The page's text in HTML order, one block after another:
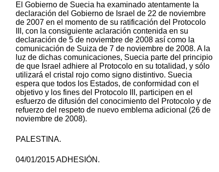
El Gobierno de Suecia ha examinado atentamente la
declaración del Gobierno de Israel de 22 de noviembre
de 2007 en el momento de su ratificación del Protocolo
III, con la consiguiente aclaración contenida en su
declaración de 5 de noviembre de 2008 así como la
comunicación de Suiza de 7 de noviembre de 2008. A la
luz de dichas comunicaciones, Suecia parte del principio
de que Israel adhiere al Protocolo en su totalidad, y sólo
utilizará el cristal rojo como signo distintivo. Suecia
espera que todos los Estados, de conformidad con el
objetivo y los fines del Protocolo III, participen en el
esfuerzo de difusión del conocimiento del Protocolo y de
refuerzo del respeto de nuevo emblema adicional (26 de
noviembre de 2008).
PALESTINA.
04/01/2015 ADHESIÓN.